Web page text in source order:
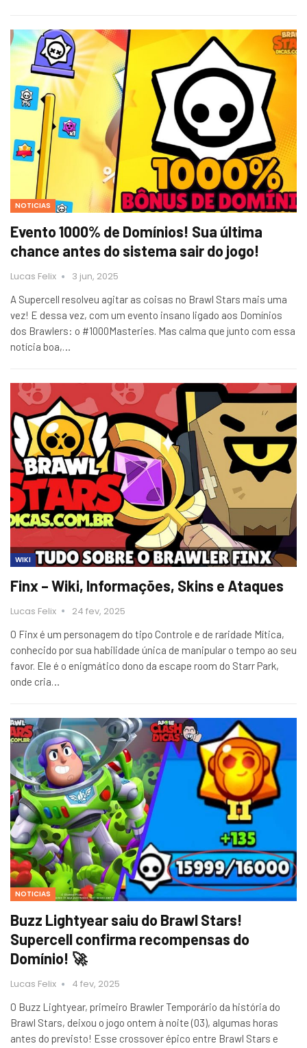
NOTICIAS
Evento 1000% de Domínios! Sua última
chance antes do sistema sair do jogo!
Lucas Felix 3 jun, 2025
A Supercell resolveu agitar as coisas no Brawl Stars mais uma
vez! E dessa vez, com um evento insano ligado aos Domínios
dos Brawlers: o #1000Masteries. Mas calma que junto com essa
notícia boa,…
WIKI
Finx – Wiki, Informações, Skins e Ataques
Lucas Felix 24 fev, 2025
O Finx é um personagem do tipo Controle e de raridade Mítica,
conhecido por sua habilidade única de manipular o tempo ao seu
favor. Ele é o enigmático dono da escape room do Starr Park,
onde cria…
NOTICIAS
Buzz Lightyear saiu do Brawl Stars!
Supercell confirma recompensas do
Domínio! 🚀
Lucas Felix 4 fev, 2025
O Buzz Lightyear, primeiro Brawler Temporário da história do
Brawl Stars, deixou o jogo ontem à noite (03), algumas horas
antes do previsto! Esse crossover épico entre Brawl Stars e